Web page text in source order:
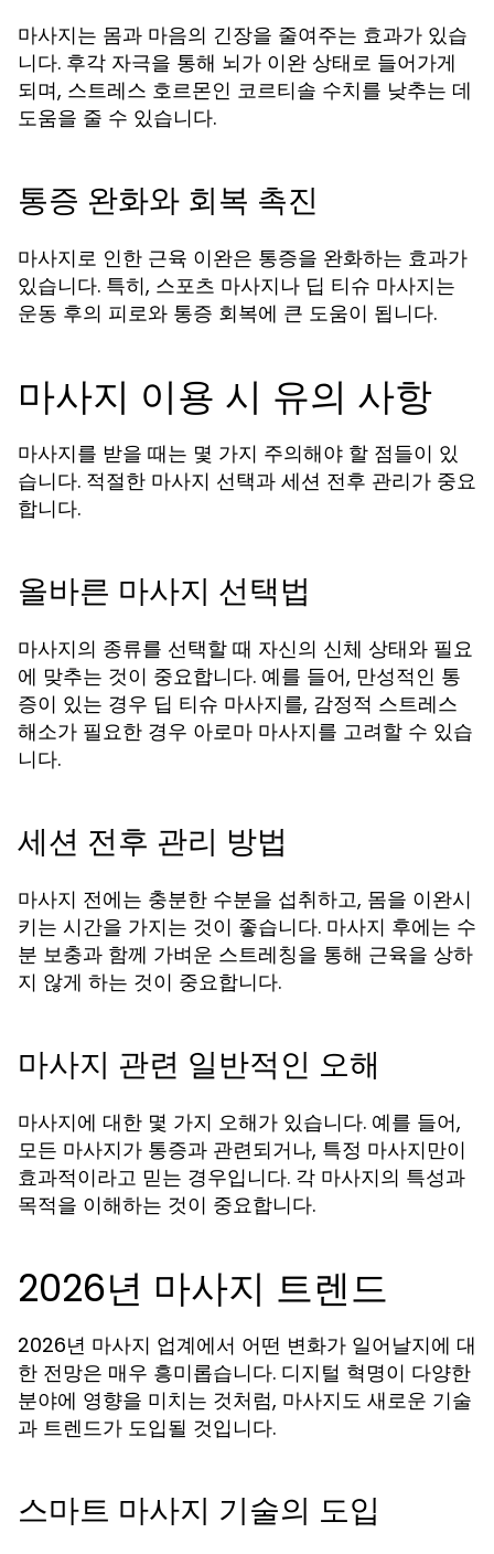
마사지는 몸과 마음의 긴장을 줄여주는 효과가 있습
니다. 후각 자극을 통해 뇌가 이완 상태로 들어가게
되며, 스트레스 호르몬인 코르티솔 수치를 낮추는 데
도움을 줄 수 있습니다.
통증 완화와 회복 촉진
마사지로 인한 근육 이완은 통증을 완화하는 효과가
있습니다. 특히, 스포츠 마사지나 딥 티슈 마사지는
운동 후의 피로와 통증 회복에 큰 도움이 됩니다.
마사지 이용 시 유의 사항
마사지를 받을 때는 몇 가지 주의해야 할 점들이 있
습니다. 적절한 마사지 선택과 세션 전후 관리가 중요
합니다.
올바른 마사지 선택법
마사지의 종류를 선택할 때 자신의 신체 상태와 필요
에 맞추는 것이 중요합니다. 예를 들어, 만성적인 통
증이 있는 경우 딥 티슈 마사지를, 감정적 스트레스
해소가 필요한 경우 아로마 마사지를 고려할 수 있습
니다.
세션 전후 관리 방법
마사지 전에는 충분한 수분을 섭취하고, 몸을 이완시
키는 시간을 가지는 것이 좋습니다. 마사지 후에는 수
분 보충과 함께 가벼운 스트레칭을 통해 근육을 상하
지 않게 하는 것이 중요합니다.
마사지 관련 일반적인 오해
마사지에 대한 몇 가지 오해가 있습니다. 예를 들어,
모든 마사지가 통증과 관련되거나, 특정 마사지만이
효과적이라고 믿는 경우입니다. 각 마사지의 특성과
목적을 이해하는 것이 중요합니다.
2026년 마사지 트렌드
2026년 마사지 업계에서 어떤 변화가 일어날지에 대
한 전망은 매우 흥미롭습니다. 디지털 혁명이 다양한
분야에 영향을 미치는 것처럼, 마사지도 새로운 기술
과 트렌드가 도입될 것입니다.
스마트 마사지 기술의 도입